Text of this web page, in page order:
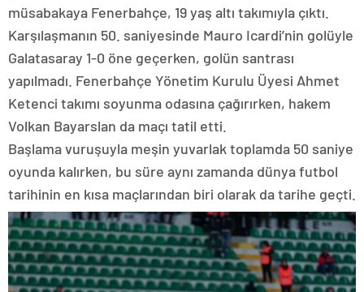
müsabakaya Fenerbahçe, 19 yaş altı takımıyla çıktı.
Karşılaşmanın 50. saniyesinde Mauro Icardi’nin golüyle
Galatasaray 1-0 öne geçerken, golün santrası
yapılmadı. Fenerbahçe Yönetim Kurulu Üyesi Ahmet
Ketenci takımı soyunma odasına çağırırken, hakem
Volkan Bayarslan da maçı tatil etti.
Başlama vuruşuyla meşin yuvarlak toplamda 50 saniye
oyunda kalırken, bu süre aynı zamanda dünya futbol
tarihinin en kısa maçlarından biri olarak da tarihe geçti.